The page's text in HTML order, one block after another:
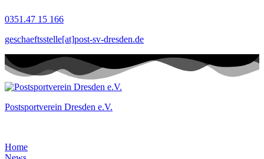
Inhalt
0351.47 15 166
geschaeftsstelle[at]post-sv-dresden.de
Postsportverein Dresden e.V.
Home